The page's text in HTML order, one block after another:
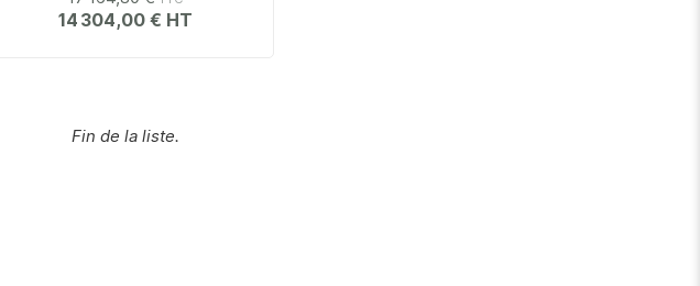
14 304,00 €
Fin de la liste.